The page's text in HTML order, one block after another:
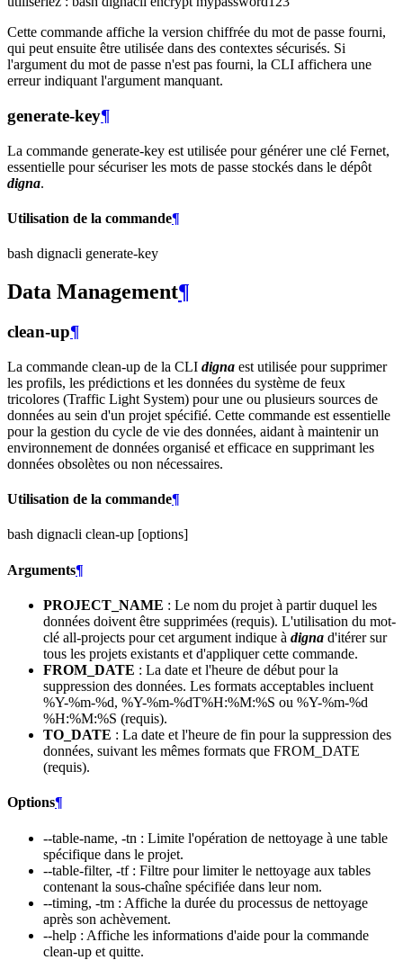
Cette commande affiche la version chiffrée du mot de passe fourni,
qui peut ensuite être utilisée dans des contextes sécurisés. Si
l'argument du mot de passe n'est pas fourni, la CLI affichera une
erreur indiquant l'argument manquant.
generate-key¶
La commande generate-key est utilisée pour générer une clé Fernet,
essentielle pour sécuriser les mots de passe stockés dans le dépôt
digna.
Utilisation de la commande¶
bash dignacli generate-key
Data Management¶
clean-up¶
La commande clean-up de la CLI digna est utilisée pour supprimer
les profils, les prédictions et les données du système de feux
tricolores (Traffic Light System) pour une ou plusieurs sources de
données au sein d'un projet spécifié. Cette commande est essentielle
pour la gestion du cycle de vie des données, aidant à maintenir un
environnement de données organisé et efficace en supprimant les
données obsolètes ou non nécessaires.
Utilisation de la commande¶
bash dignacli clean-up [options]
Arguments¶
PROJECT_NAME : Le nom du projet à partir duquel les
données doivent être supprimées (requis). L'utilisation du mot-
clé all-projects pour cet argument indique à digna d'itérer sur
tous les projets existants et d'appliquer cette commande.
FROM_DATE : La date et l'heure de début pour la
suppression des données. Les formats acceptables incluent
%Y-%m-%d, %Y-%m-%dT%H:%M:%S ou %Y-%m-%d
%H:%M:%S (requis).
TO_DATE : La date et l'heure de fin pour la suppression des
données, suivant les mêmes formats que FROM_DATE
(requis).
Options¶
--table-name, -tn : Limite l'opération de nettoyage à une table
spécifique dans le projet.
--table-filter, -tf : Filtre pour limiter le nettoyage aux tables
contenant la sous-chaîne spécifiée dans leur nom.
--timing, -tm : Affiche la durée du processus de nettoyage
après son achèvement.
--help : Affiche les informations d'aide pour la commande
clean-up et quitte.